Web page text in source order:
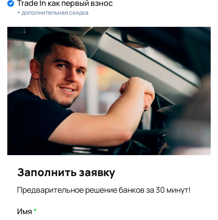
Trade In как первый взнос
+ дополнительная скидка
Заполнить заявку
Предварительное решение банков за 30 минут!
Имя*